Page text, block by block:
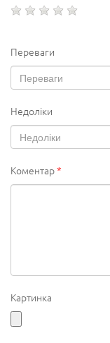
Переваги
Недоліки
Коментар*
Картинка